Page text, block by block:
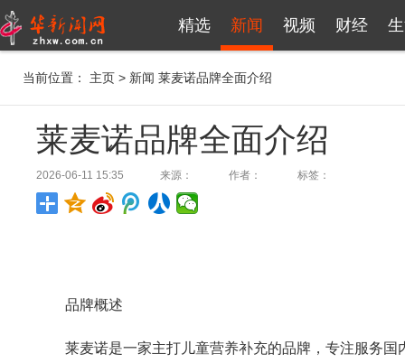
精选 新闻 视频 财经
当前位置： 主页 > 新闻 莱麦诺品牌全面介绍
莱麦诺品牌全面介绍
2026-06-11 15:35 来源： 作者： 标签：
品牌概述
莱麦诺是一家主打儿童营养补充的品牌，专注服务